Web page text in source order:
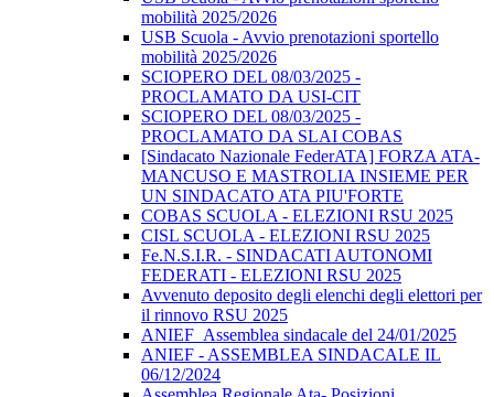
mobilità 2025/2026
USB Scuola - Avvio prenotazioni sportello
mobilità 2025/2026
SCIOPERO DEL 08/03/2025 -
PROCLAMATO DA USI-CIT
SCIOPERO DEL 08/03/2025 -
PROCLAMATO DA SLAI COBAS
[Sindacato Nazionale FederATA] FORZA ATA-
MANCUSO E MASTROLIA INSIEME PER
UN SINDACATO ATA PIU'FORTE
COBAS SCUOLA - ELEZIONI RSU 2025
CISL SCUOLA - ELEZIONI RSU 2025
Fe.N.S.I.R. - SINDACATI AUTONOMI
FEDERATI - ELEZIONI RSU 2025
Avvenuto deposito degli elenchi degli elettori per
il rinnovo RSU 2025
ANIEF_Assemblea sindacale del 24/01/2025
ANIEF - ASSEMBLEA SINDACALE IL
06/12/2024